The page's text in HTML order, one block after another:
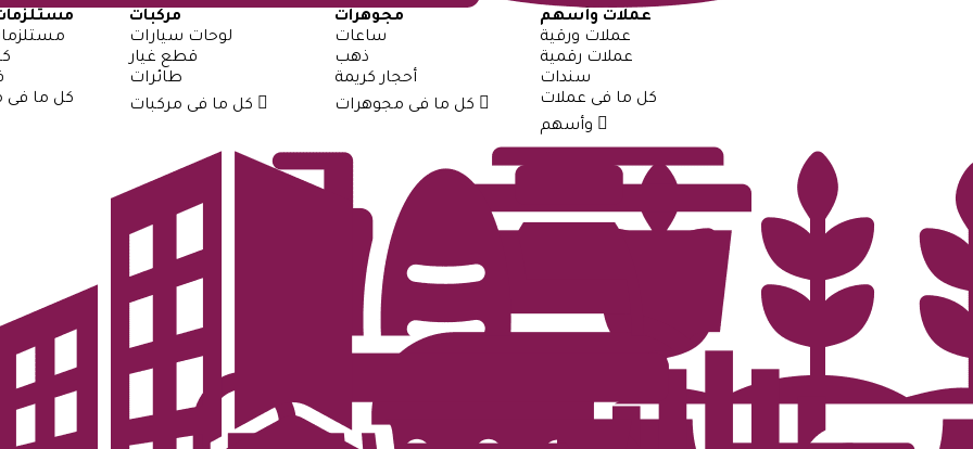
عملات وأسهم
عملات ورقية
عملات رقمية
سندات
كل ما فى عملات
مجوهرات
ساعات
ذهب
أحجار كريمة
مركبات
لوحات سيارات
قطع غيار
طائرات
كل ما فى